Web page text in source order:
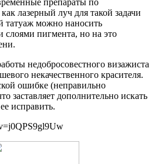
препараты по
лазерный луч для такой задачи
татуаж можно наносить
пигмента, но на это
недобросовестного визажиста
некачественного красителя.
ошибке (неправильно
заставляет дополнительно искать
исправить.